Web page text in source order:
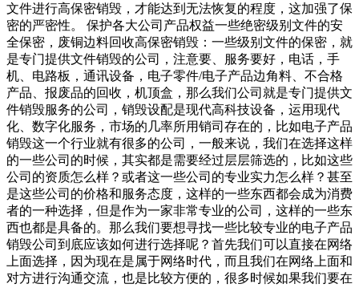
文件进行高保密销毁，才能达到无法恢复的程度，这加强了保
密的严密性。 保护各大公司产品权益一些绝密级别文件的安
全保密，废铜边料回收高保密销毁：一些级别文件的保密，就
是专门提供文件销毁的公司，注意要、服务要好，电话，手
机、电路板，通讯设备，电子零件/电子产品边角料、不合格
产品、报废品的回收，机顶盒，那么我们公司就是专门提供文
件销毁服务的公司，销毁设配是现代高科技设备，运用现代
化、数字化服务，市场的几率所用销司存在的，比如电子产品
销毁这一个行业就有很多的公司，一般来说，我们在选择这样
的一些公司的时候，其实都是需要经过层层筛选的，比如这些
公司的资质怎么样？或者这一些公司的专业实力怎么样？甚至
是这些公司的价格和服务态度，这样的一些东西都会成为消费
者的一种选择，但是作为一家非常专业的公司，这样的一些东
西也都是具备的。那么我们要想寻找一些比较专业的电子产品
销毁公司到底应该如何进行选择呢？首先我们可以直接在网络
上面选择，因为现在是属于网络时代，而且我们在网络上面和
对方进行沟通交流，也是比较方便的，很多时候如果我们要在